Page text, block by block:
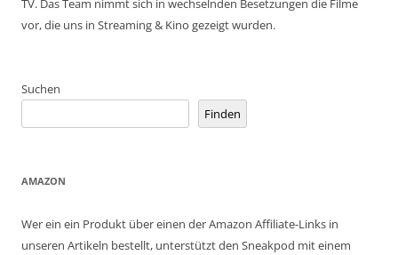
TV. Das Team nimmt sich in wechselnden Besetzungen die Filme
vor, die uns in Streaming & Kino gezeigt wurden.
Suchen
Finden
AMAZON
Wer ein ein Produkt über einen der Amazon Affiliate-Links in
unseren Artikeln bestellt, unterstützt den Sneakpod mit einem